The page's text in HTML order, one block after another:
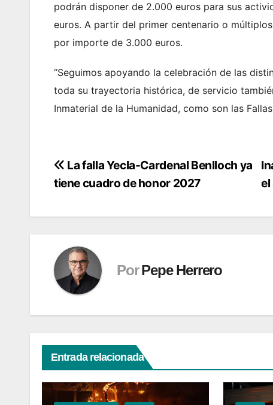
podrán disponer de 2.000 euros para sus
euros. A partir del primer centenario o
por importe de 3.000 euros.
“Seguimos apoyando la celebración de las
toda su trayectoria histórica, de servicio
Inmaterial de la Humanidad, como son las
Navegación
de
entradas
el
La falla Yecla-Cardenal Benlloch ya
tiene cuadro de honor 2027
Por Pepe Herrero
Entrada relacionada